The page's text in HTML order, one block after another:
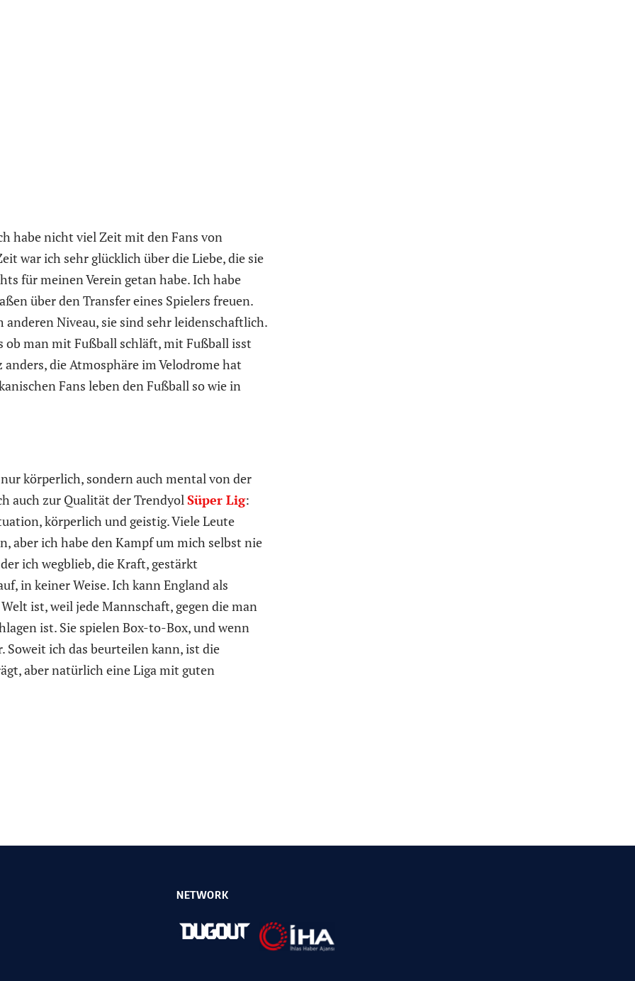
habe nicht viel Zeit mit den Fans von
war ich sehr glücklich über die Liebe, die sie
für meinen Verein getan habe. Ich habe
über den Transfer eines Spielers freuen.
Niveau, sie sind sehr leidenschaftlich.
ob man mit Fußball schläft, mit Fußball isst
die Atmosphäre im Velodrome hat
Fans leben den Fußball so wie in
körperlich, sondern auch mental von der
auch zur Qualität der TrendyolSüper Lig:
körperlich und geistig. Viele Leute
aber ich habe den Kampf um mich selbst nie
ich wegblieb, die Kraft, gestärkt
in keiner Weise. Ich kann England als
ist, weil jede Mannschaft, gegen die man
ist. Sie spielen Box-to-Box, und wenn
Soweit ich das beurteilen kann, ist die
aber natürlich eine Liga mit guten
NETWORK